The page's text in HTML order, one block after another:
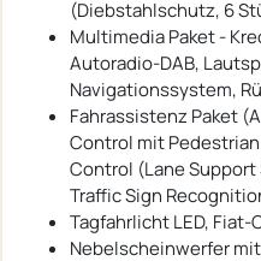
(Diebstahlschutz, 6
Multimedia Paket -
Autoradio-DAB,
Navigationssystem,
Fahrassistenz Paket
Control mit
Control (Lane Support
Traffic Sign
Tagfahrlicht LED,
Nebelscheinwerfer